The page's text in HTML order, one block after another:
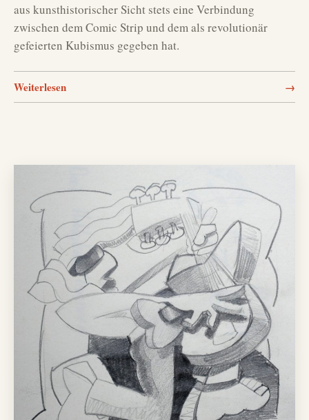
aus kunsthistorischer Sicht stets eine Verbindung
zwischen dem Comic Strip und dem als revolutionär
gefeierten Kubismus gegeben hat.
Weiterlesen →